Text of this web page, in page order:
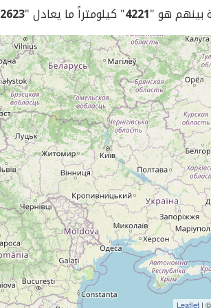
بينهم هو "4221" كيلومتراً ما يعادل "2623
Leaflet | ©